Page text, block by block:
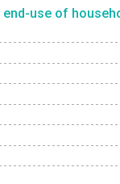
end-use of